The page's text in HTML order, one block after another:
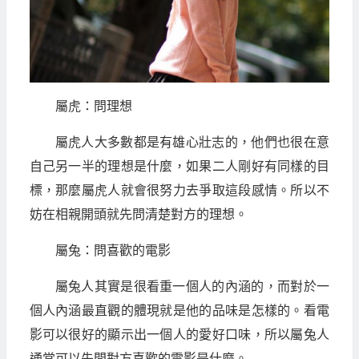
屬虎：問理想
屬虎人大多數都是有雄心壯志的，他們也很在意
自己另一半的理想是什麼，如果二人剛好有同樣的目
標，那麼屬虎人就會很努力去爭取這段感情。所以不
妨在相親開頭就先問清楚對方的理想。
屬兔：問喜歡的電影
屬兔人其實是很看重一個人的內涵的，而對於一
個人內涵最直觀的體現就是他的品味是怎樣的。看電
影可以很好的顯示出一個人的愛好口味，所以屬兔人